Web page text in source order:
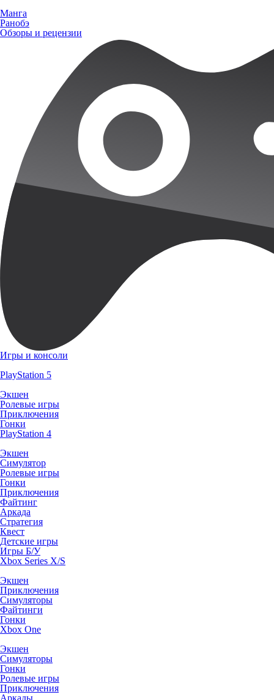
Манга
Ранобэ
Обзоры и рецензии
Игры и консоли
PlayStation 5
Экшен
Ролевые игры
Приключения
Гонки
PlayStation 4
Экшен
Симулятор
Ролевые игры
Гонки
Приключения
Файтинг
Аркада
Стратегия
Квест
Детские игры
Игры Б/У
Xbox Series X/S
Экшен
Приключения
Симуляторы
Файтинги
Гонки
Xbox One
Экшен
Симуляторы
Гонки
Ролевые игры
Приключения
Аркады